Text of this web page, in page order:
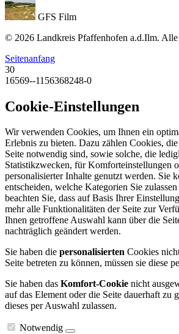
GFS Film
© 2026 Landkreis Pfaffenhofen a.d.Ilm. Alle
Seitenanfang
30
16569--1156368248-0
Cookie-Einstellungen
Wir verwenden Cookies, um Ihnen ein
Erlebnis zu bieten. Dazu zählen Cookies,
Seite notwendig sind, sowie solche, die
Statistikzwecken, für Komforteinstellungen
personalisierter Inhalte genutzt werden. Sie
entscheiden, welche Kategorien Sie
beachten Sie, dass auf Basis Ihrer
mehr alle Funktionalitäten der Seite zur
Ihnen getroffene Auswahl kann über die
nachträglich geändert werden.
Sie haben die personalisierten Cookies
Seite betreten zu können, müssen sie diese
Sie haben das Komfort-Cookie nicht
auf das Element oder die Seite dauerhaft zu
dieses per Auswahl zulassen.
Notwendig